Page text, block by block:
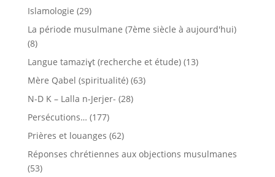
Islamologie (29)
La période musulmane (7ème siècle à aujourd'hui)
(8)
Langue tamaziɣt (recherche et étude)(13)
Mère Qabel (spiritualité)(63)
N-D K – Lalla n-Jerjer- (28)
Persécutions… (177)
Prières et louanges (62)
Réponses chrétiennes aux objections musulmanes
(53)